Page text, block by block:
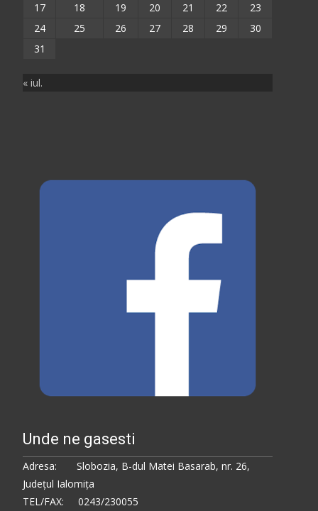
17
18 19 20 21 22
23
24
25 26 27 28 29
30
31
« iul.
Unde ne gasesti
Adresa: Slobozia, B-dul Matei Basarab, nr. 26,
Judeţul Ialomiţa
TEL/FAX: 0243/230055